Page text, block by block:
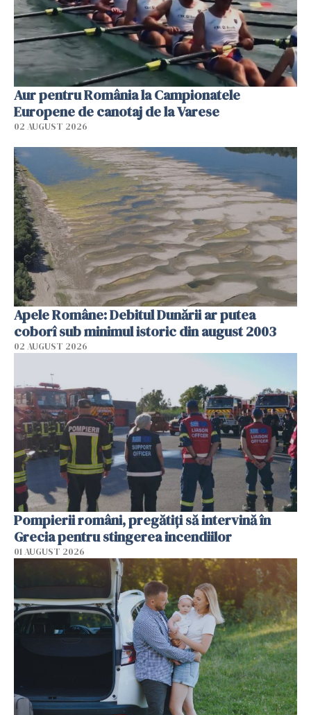
Aur pentru România la Campionatele
Europene de canotaj de la Varese
02 AUGUST 2026
Apele Române: Debitul Dunării ar putea
coborî sub minimul istoric din august 2003
02 AUGUST 2026
Pompierii români, pregătiţi să intervină în
Grecia pentru stingerea incendiilor
01 AUGUST 2026